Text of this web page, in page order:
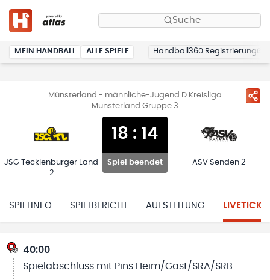
Suche
MEIN HANDBALL ALLE SPIELE Handball360 Registrierung
Münsterland - männliche-Jugend D Kreisliga
Münsterland Gruppe 3
JSG Tecklenburger Land
2
18 : 14
Spiel beendet ASV Senden 2
SPIELINFO SPIELBERICHT AUFSTELLUNG
40:00
Spielabschluss mit Pins Heim/Gast/SRA/SRB